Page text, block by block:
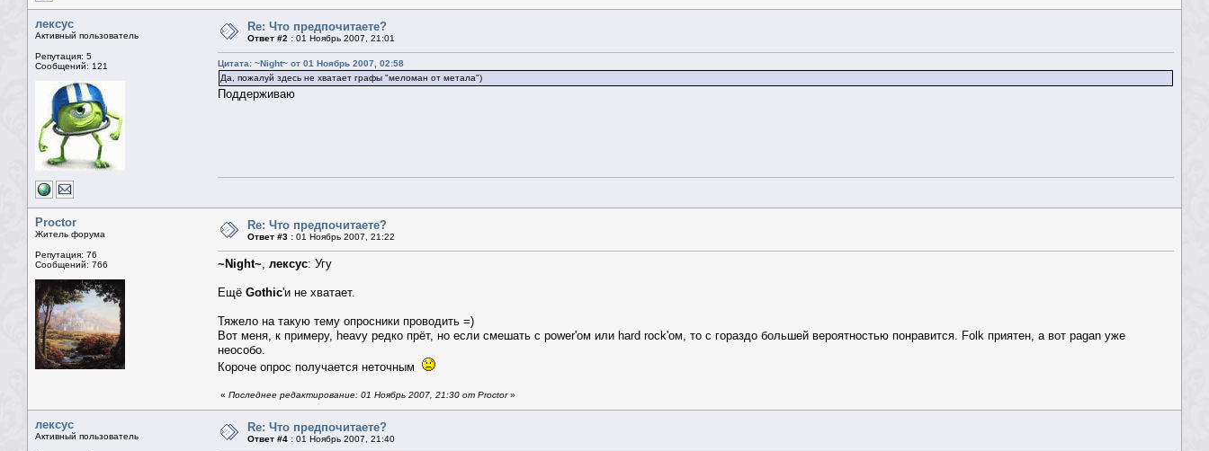
лексус
Активный пользователь
Репутация: 5
Сообщений: 121
Re: Что предпочитаете?
Ответ #2 : 01 Ноябрь 2007, 21:01
Цитата: ~Night~ от 01 Ноябрь 2007, 02:58
Да, пожалуй здесь не хватает графы "меломан от метала")
Поддерживаю
Proctor
Житель форума
Репутация: 76
Сообщений: 766
Re: Что предпочитаете?
Ответ #3 : 01 Ноябрь 2007, 21:22
~Night~, лексус: Угу
Ещё Gothic'и не хватает.
Тяжело на такую тему опросники проводить =)
Вот меня, к примеру, heavy редко прёт, но если смешать с power'ом или hard rock'ом, то с гораздо большей вероятностью понравится. Folk приятен, а вот pagan уже
неособо.
Короче опрос получается неточным
« Последнее редактирование: 01 Ноябрь 2007, 21:30 от Proctor»
лексус
Активный пользователь
Re: Что предпочитаете?
Ответ #4 : 01 Ноябрь 2007, 21:40